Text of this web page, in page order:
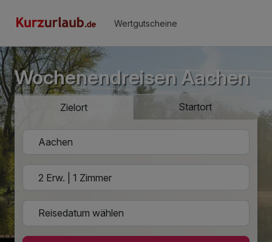
Wertgutscheine
Wochenendreisen Aachen
Zielort Startort